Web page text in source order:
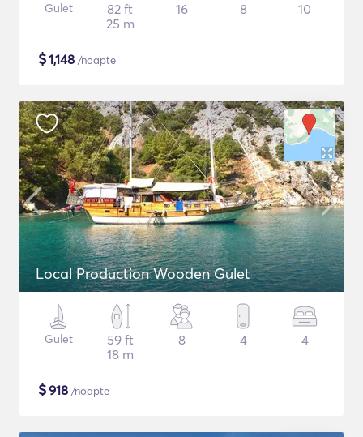
Gulet
82 ft
25 m
16 8 10
$1,148 /noapte
Local Production Wooden Gulet
Gulet
59 ft
18 m
8 4 4
$918 /noapte